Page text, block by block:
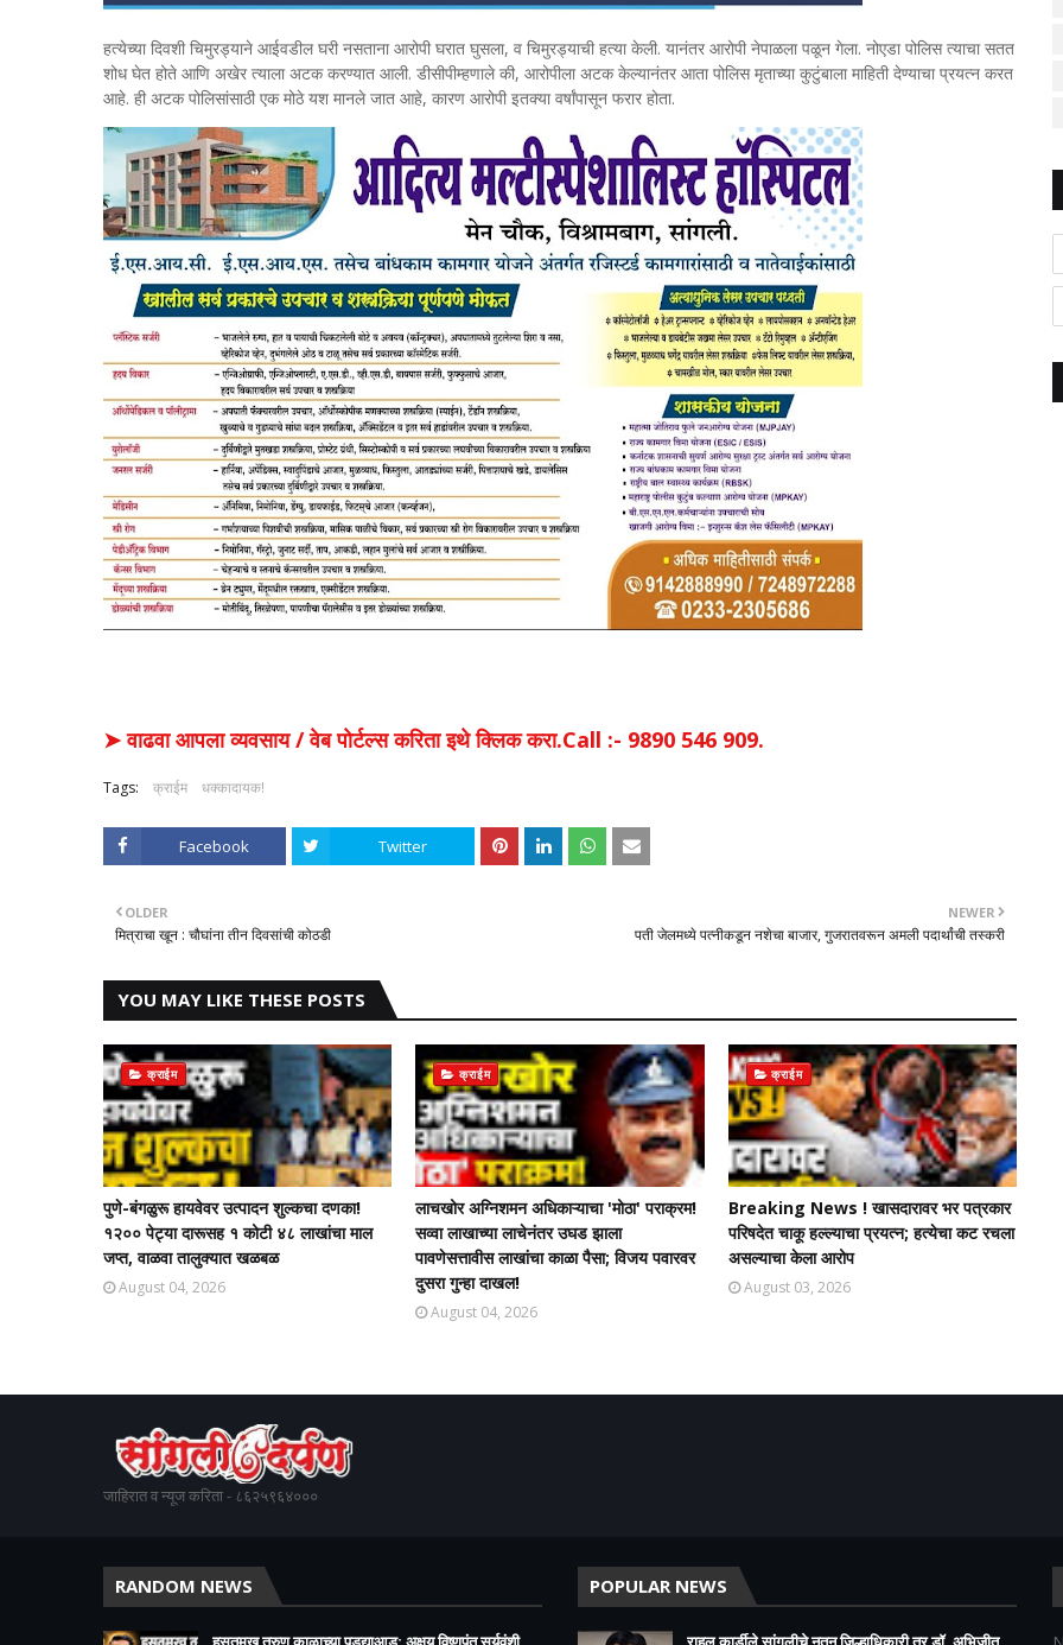
हत्येच्या दिवशी चिमुरड्याने आईवडील घरी नसताना आरोपी घरात घुसला, व चिमुरड्याची हत्या केली. यानंतर आरोपी नेपाळला पळून गेला. नोएडा पोलिस त्याचा सतत
शोध घेत होते आणि अखेर त्याला अटक करण्यात आली. डीसीपीम्हणाले की, आरोपीला अटक केल्यानंतर आता पोलिस मृताच्या कुटुंबाला माहिती देण्याचा प्रयत्न करत
आहे. ही अटक पोलिसांसाठी एक मोठे यश मानले जात आहे, कारण आरोपी इतक्या वर्षांपासून फरार होता.
➤ वाढवा आपला व्यवसाय / वेब पोर्टल्स करिता इथे क्लिक करा.Call :- 9890 546 909.
Tags: क्राईम धक्कादायक!
Facebook Twitter
NEWER
पती जेलमध्ये पत्नीकडून नशेचा बाजार, गुजरातवरून अमली पदार्थांची तस्करी
OLDER
मित्राचा खून : चौघांना तीन दिवसांची कोठडी
YOU MAY LIKE THESE POSTS
क्राईम
पुणे-बंगळुरू हायवेवर उत्पादन शुल्कचा दणका!
१२०० पेट्या दारूसह १ कोटी ४८ लाखांचा माल
जप्त, वाळवा तालुक्यात खळबळ
August 04, 2026
क्राईम
लाचखोर अग्निशमन अधिकाऱ्याचा 'मोठा' पराक्रम!
सव्वा लाखाच्या लाचेनंतर उघड झाला
पावणेसत्तावीस लाखांचा काळा पैसा; विजय पवारवर
दुसरा गुन्हा दाखल!​
August 04, 2026
क्राईम
Breaking News ! खासदारावर भर पत्रकार
परिषदेत चाकू हल्ल्याचा प्रयत्न; हत्येचा कट रचला
असल्याचा केला आरोप
August 03, 2026
जाहिरात व न्यूज करिता - ८६२५९६४०००
RANDOM NEWS POPULAR NEWS